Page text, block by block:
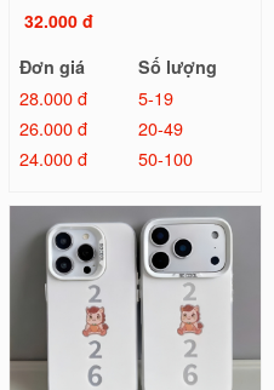
32.000 đ
Đơn giá
Số lượng
28.000 đ
5-19
26.000 đ
20-49
24.000 đ
50-100